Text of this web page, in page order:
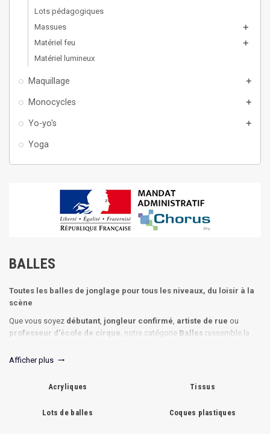
Lots pédagogiques
Massues
add
Matériel feu add
Matériel lumineux
Maquillage add
Monocycles add
Yo-yo's add
Yoga
BALLES
Toutes les balles de jonglage pour tous les niveaux, du loisir à la
scène
Que vous soyez débutant, jongleur confirmé, artiste de rue ou
professeur d'école de cirque, notre catégorie Balles rassemble la
Les grandes familles de balles :
Beanbag classiques
(remplissage millet) : MMX PLAY, Stretch
Henrys, Basic JWS, Uglies – idéales pour l'apprentissage et les
Afficher plus trending_flat
Acryliques Tissus
Lots de balles Coques plastiques